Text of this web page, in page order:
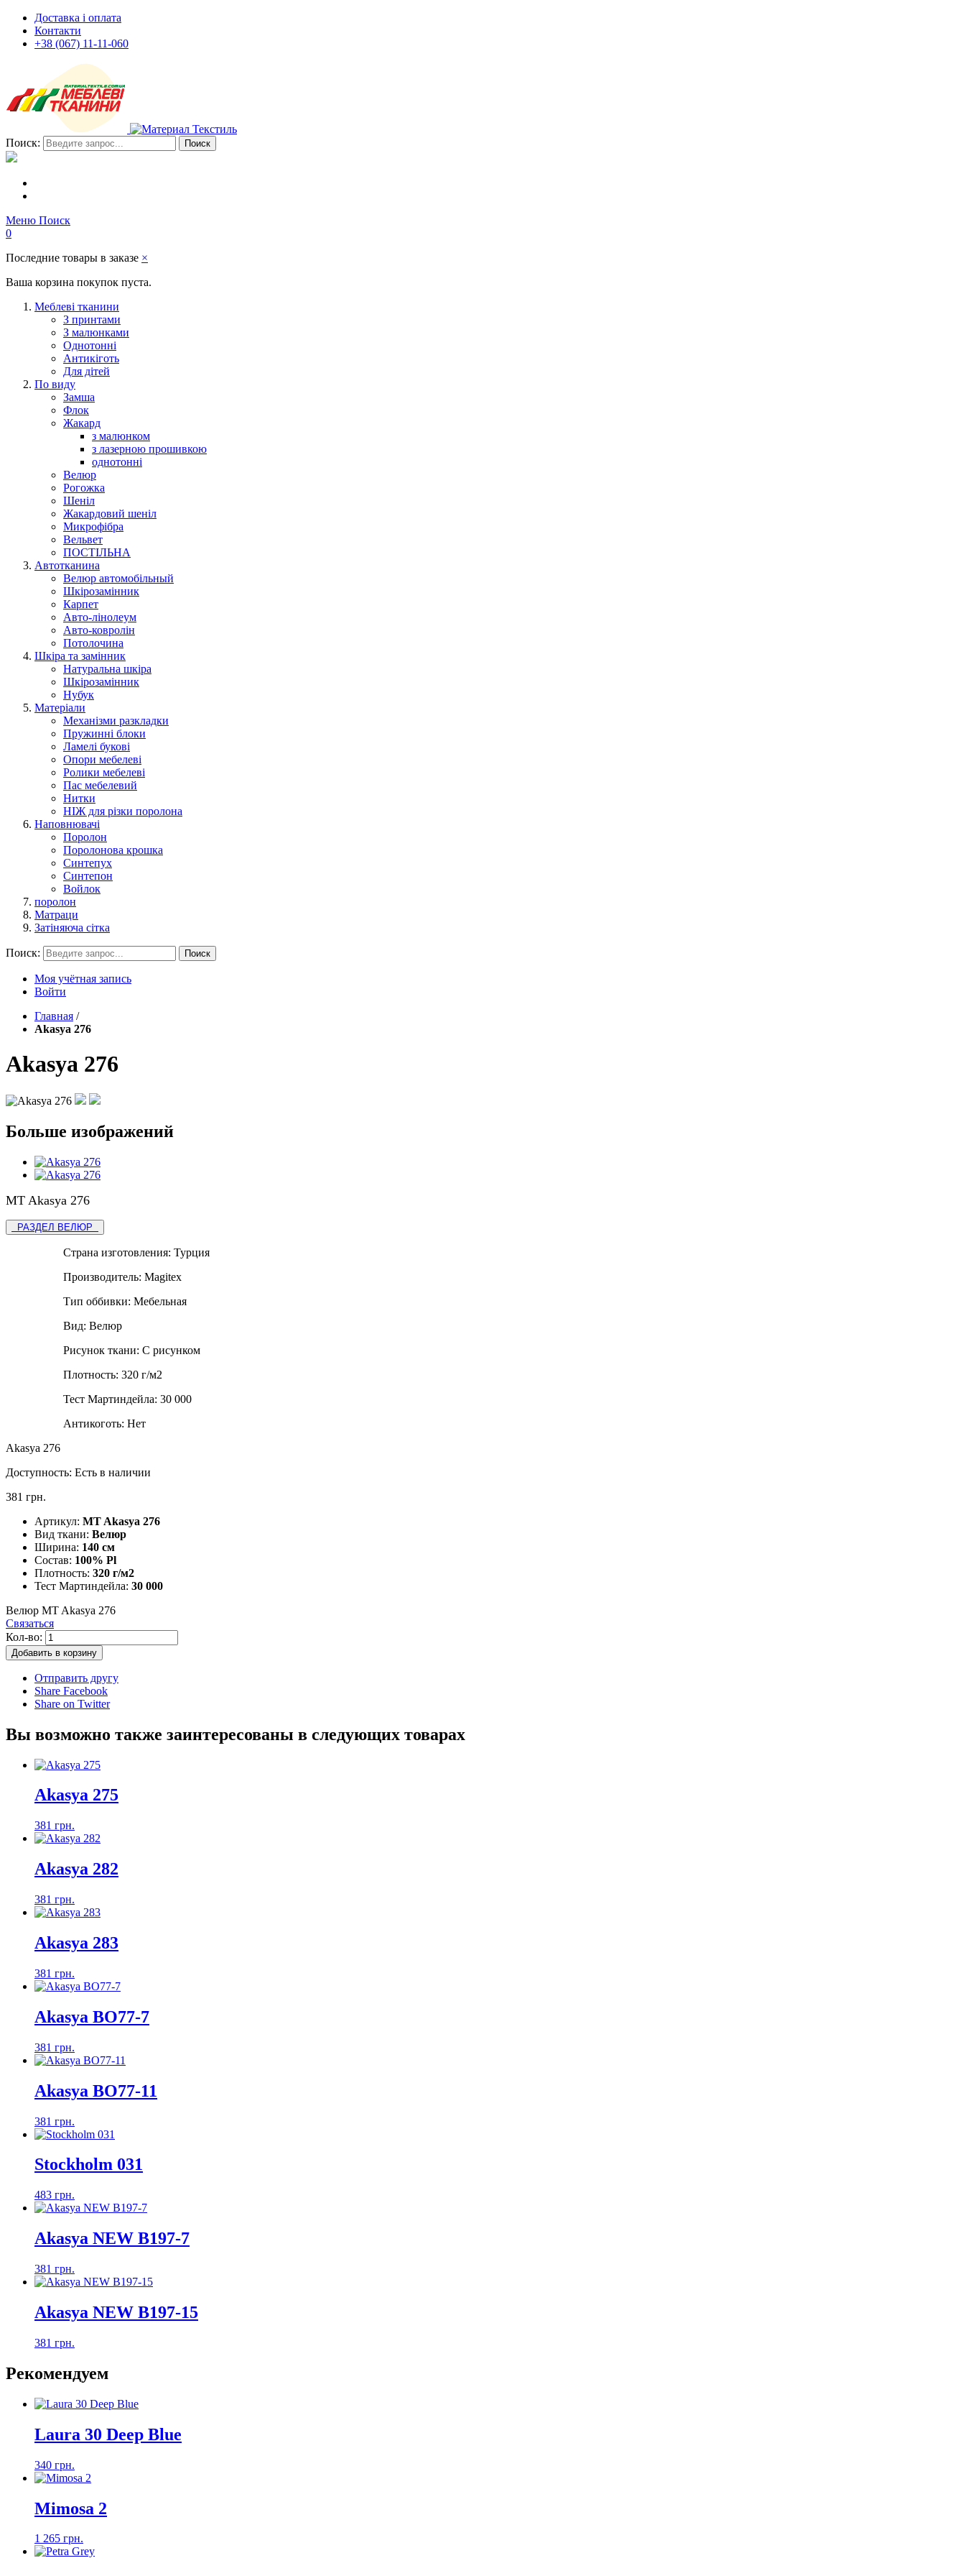
Доставка і оплата
Контакти
+38 (067) 11-11-060
Поиск: Поиск
Меню Поиск
0
Последние товары в заказе ×
Ваша корзина покупок пуста.
Меблеві тканини
З принтами
З малюнками
Однотонні
Антикіготь
Для дітей
По виду
Замша
Флок
Жакард
з малюнком
з лазерною прошивкою
однотонні
Велюр
Рогожка
Шеніл
Жакардовий шеніл
Микрофібра
Вельвет
ПОСТІЛЬНА
Автотканина
Велюр автомобільный
Шкірозамінник
Карпет
Авто-лінолеум
Авто-ковролін
Потолочина
Шкіра та замінник
Натуральна шкіра
Шкірозамінник
Нубук
Матеріали
Механізми разкладки
Пружинні блоки
Ламелі букові
Опори мебелеві
Ролики мебелеві
Пас мебелевий
Нитки
НІЖ для різки поролона
Наповнювачі
Поролон
Поролонова крошка
Синтепух
Синтепон
Войлок
поролон
Матраци
Затіняюча сітка
Поиск: Поиск
Моя учётная запись
Войти
Главная /
Akasya 276
Akasya 276
Больше изображений
MT Akasya 276
РАЗДЕЛ ВЕЛЮР
Страна изготовления: Турция
Производитель: Magitex
Тип оббивки: Мебельная
Вид: Велюр
Рисунок ткани: С рисунком
Плотность: 320 г/м2
Тест Мартиндейла: 30 000
Антикоготь: Нет
Akasya 276
Доступность: Есть в наличии
381 грн.
Артикул: MT Akasya 276
Вид ткани: Велюр
Ширина: 140 см
Состав: 100% Pl
Плотность: 320 г/м2
Тест Мартиндейла: 30 000
Велюр MT Akasya 276
Связаться
Кол-во:
Добавить в корзину
Отправить другу
Share Facebook
Share on Twitter
Вы возможно также заинтересованы в следующих товарах
Akasya 275
381 грн.
Akasya 282
381 грн.
Akasya 283
381 грн.
Akasya ВО77-7
381 грн.
Akasya ВО77-11
381 грн.
Stockholm 031
483 грн.
Akasya NEW B197-7
381 грн.
Akasya NEW B197-15
381 грн.
Рекомендуем
Laura 30 Deep Blue
340 грн.
Mimosa 2
1 265 грн.